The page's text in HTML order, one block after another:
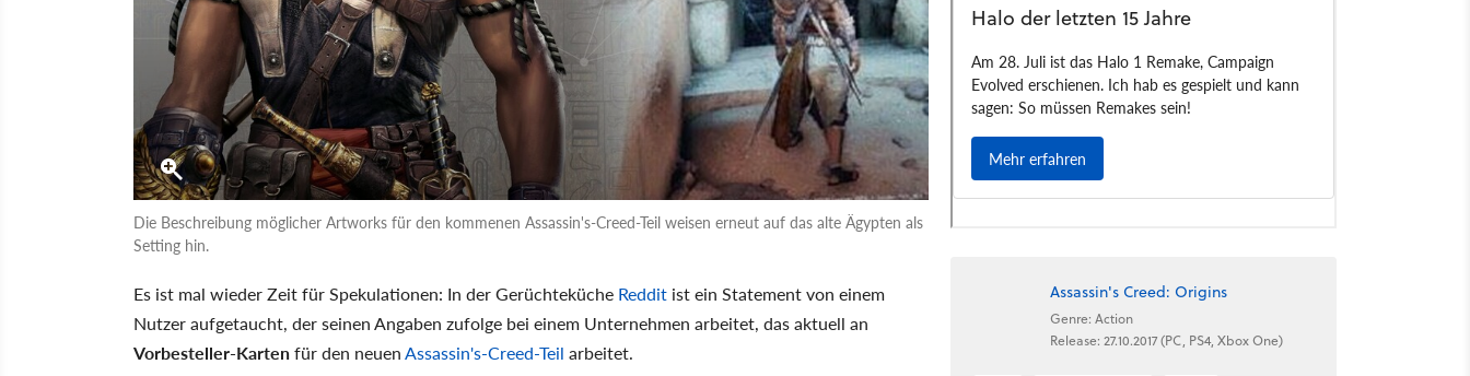
Die Beschreibung möglicher Artworks für den kommenen Assassin's-Creed-Teil weisen erneut auf das alte Ägypten als
Setting hin.
Es ist mal wieder Zeit für Spekulationen: In der Gerüchteküche Reddit ist ein Statement von einem
Nutzer aufgetaucht, der seinen Angaben zufolge bei einem Unternehmen arbeitet, das aktuell an
Vorbesteller-Kartenfür den neuenAssassin's-Creed-Teil arbeitet.
Assassin's Creed: Origins
Genre: Action
Release: 27.10.2017 (PC, PS4, Xbox One)